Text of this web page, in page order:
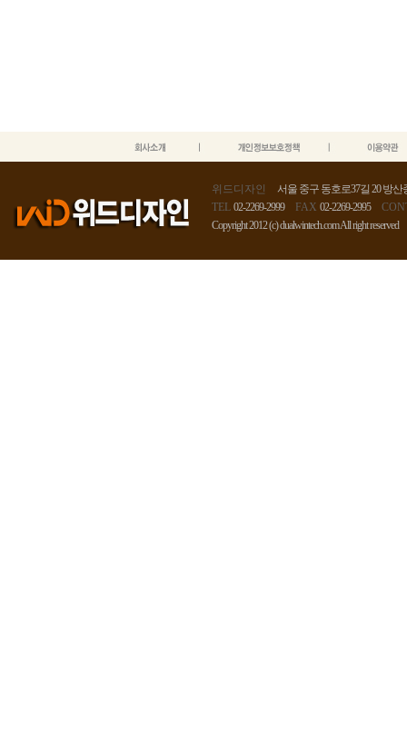
위드디자인
서울 중구 동호로37길 20 방산
TEL 02-2269-2999 FAX 02-2269-2995
Copyright 2012 (c) dualwintech.com All right reserved